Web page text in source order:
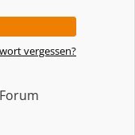
vergessen?